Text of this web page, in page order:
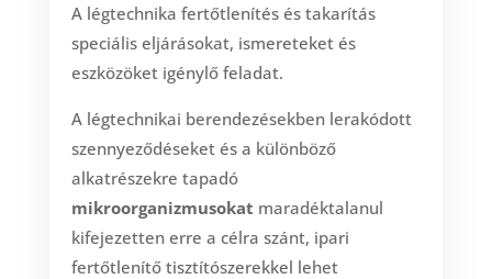
A légtechnika fertőtlenítés és takarítás
speciális eljárásokat, ismereteket és
eszközöket igénylő feladat.
A légtechnikai berendezésekben lerakódott
szennyeződéseket és a különböző
alkatrészekre tapadó
mikroorganizmusokat maradéktalanul
kifejezetten erre a célra szánt, ipari
fertőtlenítő tisztítószerekkel lehet